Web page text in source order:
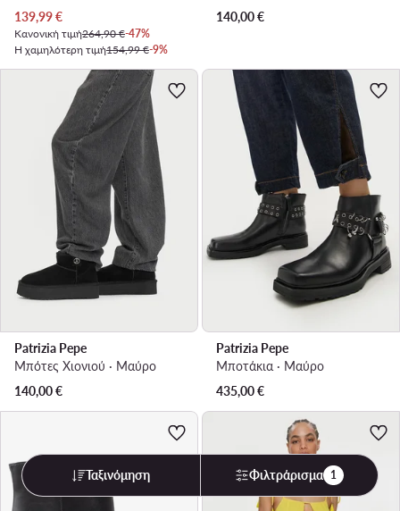
Τρέχουσα τιμή
139,99€
Κανονική τιμή264,90 €-47%
Η χαμηλότερη τιμή154,99 €-9%
140,00€
Patrizia Pepe
Μπότες Χιονιού · Μαύρο
140,00€
Patrizia Pepe
Μποτάκια · Μαύρο
435,00€
Ταξινόμηση Φιλτράρισμα 1